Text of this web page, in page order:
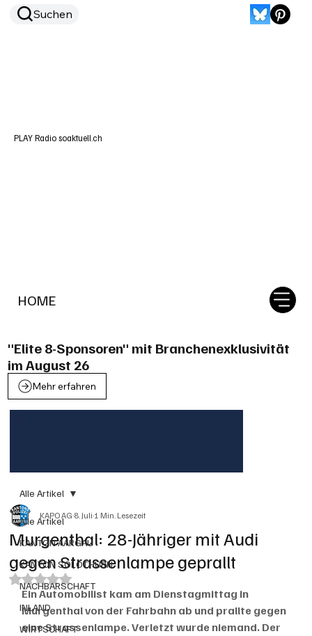
HOME
Suchen
PLAY Radio soaktuell.ch
"Elite 8-Sponsoren" mit Branchenexklusivität
im August 26
Mehr erfahren
Alle Artikel
KANTON AARGAU
KANTON SOLOTHURN
NACHBARSCHAFT
INLAND
WIRTSCHAFT
Alle Artikel
Murgenthal: 28-Jähriger mit Audi
gegen Strassenlampe geprallt
KAPO AG8. Juli1 Min. Lesezeit
Mit NaN von 5 Sternen bewertet.
Ein Automobilist kam am Dienstagmittag in
Murgenthal von der Fahrbahn ab und prallte gegen
eine Strassenlampe. Verletzt wurde niemand. Der